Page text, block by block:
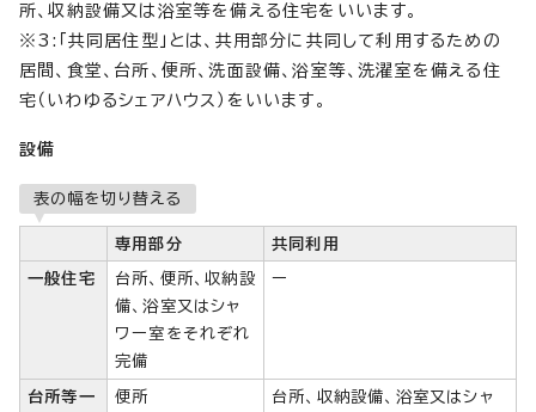
所、収納設備又は浴室等を備える住宅をいいます。
※3:「共同居住型」とは、共用部分に共同して利用するための
居間、食堂、台所、便所、洗面設備、浴室等、洗濯室を備える住
宅（いわゆるシェアハウス）をいいます。
設備
表の幅を切り替える
専用部分 共同利用
一般住宅
台所、便所、収納設
備、浴室又はシャ
ワー室をそれぞれ
完備
ー
台所等一
便所
台所、収納設備、浴室又はシャ